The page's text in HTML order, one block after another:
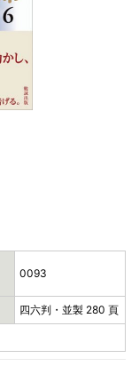
0093
四六判・並製 280 頁